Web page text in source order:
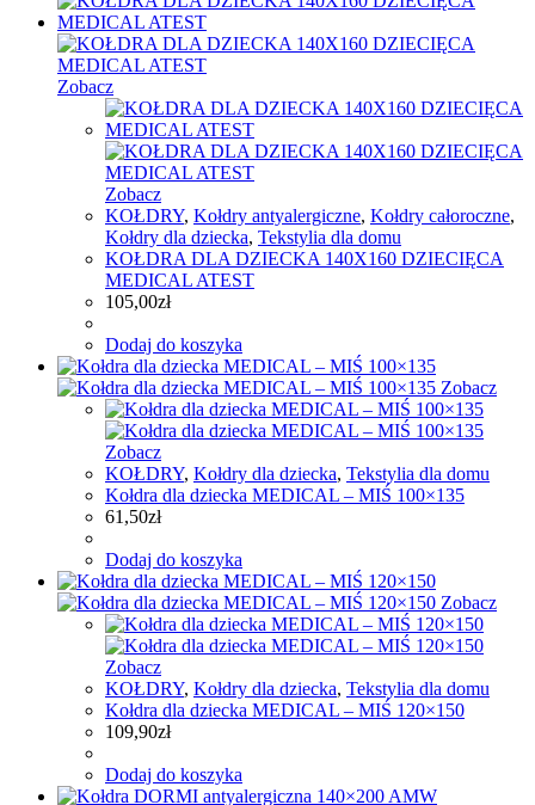
Zobacz
Zobacz
KOŁDRY, Kołdry antyalergiczne, Kołdry całoroczne,
Kołdry dla dziecka, Tekstylia dla domu
KOŁDRA DLA DZIECKA 140X160 DZIECIĘCA
MEDICAL ATEST
105,00zł
Dodaj do koszyka
Zobacz
Zobacz
KOŁDRY, Kołdry dla dziecka, Tekstylia dla domu
Kołdra dla dziecka MEDICAL – MIŚ 100×135
61,50zł
Dodaj do koszyka
Zobacz
Zobacz
KOŁDRY, Kołdry dla dziecka, Tekstylia dla domu
Kołdra dla dziecka MEDICAL – MIŚ 120×150
109,90zł
Dodaj do koszyka